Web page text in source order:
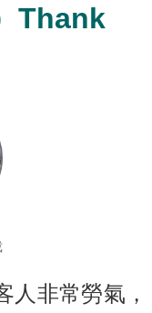
Thank
非常勞氣，